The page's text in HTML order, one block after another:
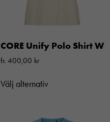
CORE Unify Polo Shirt W
fr. 400,00 kr
Välj alternativ